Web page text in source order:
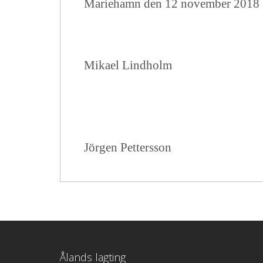
Mariehamn den 12 november 2018
Mikael Lindholm
Jörgen Pettersson
Ålands lagting